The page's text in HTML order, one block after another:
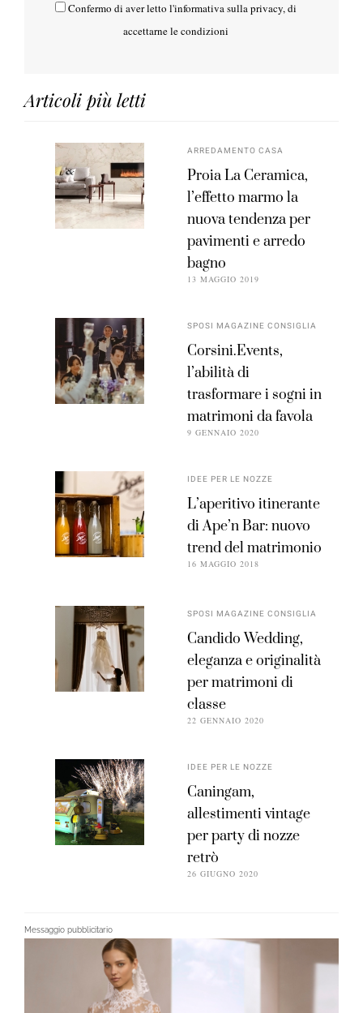
Confermo di aver letto l'informativa sulla privacy, di
accettarne le condizioni
Articoli più letti
ARREDAMENTO CASA
Proia La Ceramica,
l’effetto marmo la
nuova tendenza per
pavimenti e arredo
bagno
13 MAGGIO 2019
SPOSI MAGAZINE CONSIGLIA
Corsini.Events,
l’abilità di
trasformare i sogni in
matrimoni da favola
9 GENNAIO 2020
IDEE PER LE NOZZE
L’aperitivo itinerante
di Ape’n Bar: nuovo
trend del matrimonio
16 MAGGIO 2018
SPOSI MAGAZINE CONSIGLIA
Candido Wedding,
eleganza e originalità
per matrimoni di
classe
22 GENNAIO 2020
IDEE PER LE NOZZE
Caningam,
allestimenti vintage
per party di nozze
retrò
26 GIUGNO 2020
Messaggio pubblicitario